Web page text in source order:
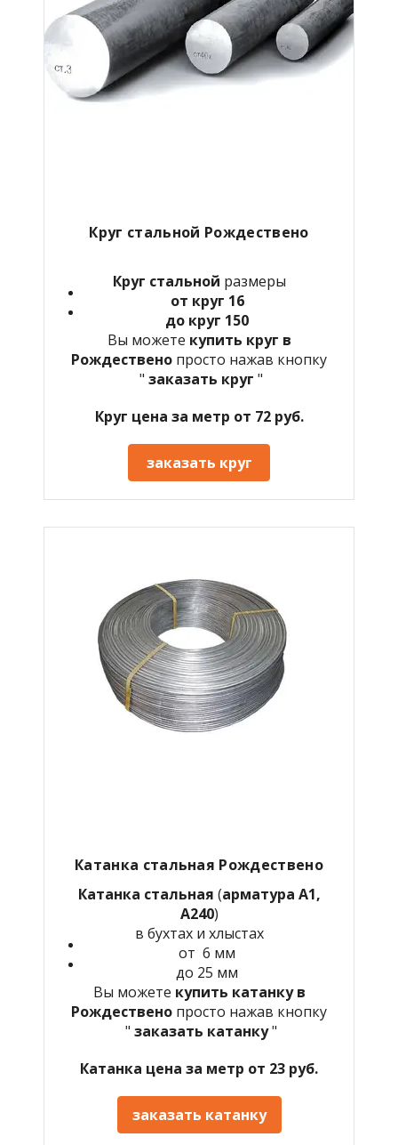
Круг стальной Рождествено
Круг стальной размеры
от круг 16
до круг 150
Вы можете купить круг в
Рождествено просто нажав кнопку
" заказать круг "
Круг цена за метр от 72 руб.
заказать круг
Катанка стальная Рождествено
Катанка стальная (арматура А1,
А240)
в бухтах и хлыстах
от 6 мм
до 25 мм
Вы можете купить катанку в
Рождествено просто нажав кнопку
" заказать катанку"
Катанка цена за метр от 23 руб.
заказать катанку